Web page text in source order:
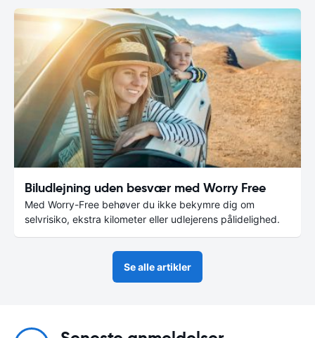
Biludlejning uden besvær med Worry Free
Med Worry-Free behøver du ikke bekymre dig om
selvrisiko, ekstra kilometer eller udlejerens pålidelighed.
Se alle artikler